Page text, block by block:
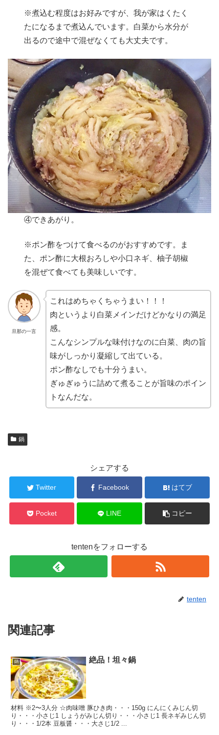
※煮込む程度はお好みですが、我が家はくたく
たになるまで煮込んでいます。白菜から水分が
出るので途中で混ぜなくても大丈夫です。
④できあがり。
※ポン酢をつけて食べるのがおすすめです。ま
た、ポン酢に大根おろしや小口ネギ、柚子胡椒
を混ぜて食べても美味しいです。
旦那の一言
これはめちゃくちゃうまい！！！
肉というより白菜メインだけどかなりの満足
感。
こんなシンプルな味付けなのに白菜、肉の旨
味がしっかり凝縮して出ている。
ポン酢なしでも十分うまい。
ぎゅぎゅうに詰めて煮ることが旨味のポイン
トなんだな。
鍋
シェアする
Twitter Facebook はてブ
Pocket LINE コピー
tentenをフォローする
tenten
関連記事
鍋 絶品！坦々鍋
材料 ※2〜3人分 ☆肉味噌 豚ひき肉・・・150g にんにくみじん切
り・・・小さじ1 しょうがみじん切り・・・小さじ1 長ネギみじん切
り・・・1/2本 豆板醤・・・大さじ1/2 ...